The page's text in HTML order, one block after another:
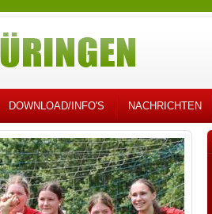
DOWNLOAD/INFO'S NACHRICHTEN